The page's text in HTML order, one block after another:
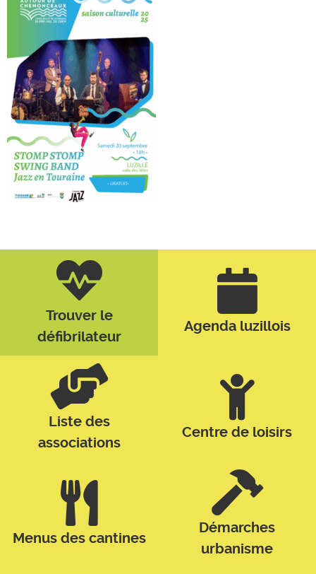
Trouver le
défibrilateur
Agenda luzillois
Liste des
associations
Centre de loisirs
Menus des cantines
Démarches
urbanisme